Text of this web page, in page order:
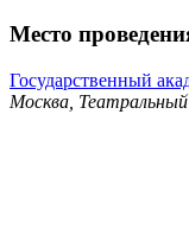
Место
Государственный
Москва, Театральный